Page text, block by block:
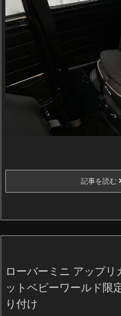
記事を読む
ローバーミニ アップ
ットベビーワールド限
り付け